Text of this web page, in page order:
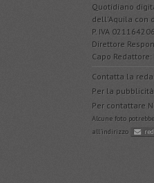
Quotidiano
dell'Aquila con
P. IVA
Direttore
Capo Redattore:
Contatta la
–
Per la
–
Per contattare
Alcune foto
all'indirizzo